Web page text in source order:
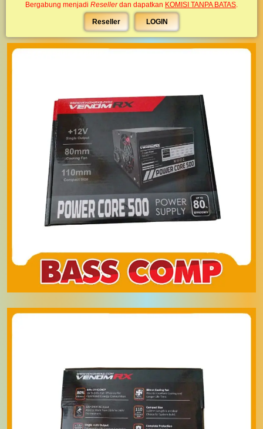
Bergabung menjadi Resellerdan dapatkan KOMISI TANPA BATAS.
Reseller LOGIN